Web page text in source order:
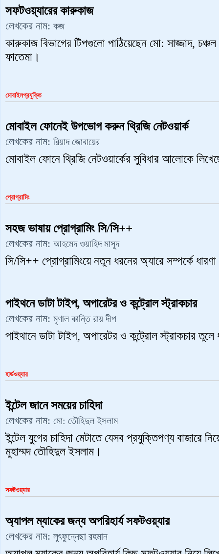
সফটওয়্যারের কারুকাজ
লেখকের নাম: কজ
কারুকাজ বিভাগের টিপগুলো পাঠিয়েছেন মো: সাজ্জাদ, চঞ্চল
ফাতেমা।
মোবাইলপ্রযুক্তি
মোবাইল ফোনেই উপভোগ করুন থ্রিজি নেটওয়ার্ক
লেখকের নাম: রিয়াদ জোবায়ের
মোবাইল ফোনে থ্রিজি নেটওয়ার্কের সুবিধার আলোকে
প্রোগ্রামিং
সহজ ভাষায় প্রোগ্রামিং সি/সি++
লেখকের নাম: আহমেদ ওয়াহিদ মাসুদ
সি/সি++ প্রোগ্রামিংয়ে নতুন ধরনের অ্যারে সম্পর্কে
পাইথনে ডাটা টাইপ, অপারেটর ও কন্ট্রোল স্ট্রাকচার
লেখকের নাম: মৃণাল কান্তি রায় দীপ
পাইথানে ডাটা টাইপ, অপারেটর ও কন্ট্রোল স্ট্রাকচার
হার্ডওয়্যার
ইন্টেল জানে সময়ের চাহিদা
লেখকের নাম: মো: তৌহিদুল ইসলাম
ইন্টেল যুগের চাহিদা মেটাতে যেসব প্রযুক্তিপণ্য বাজারে
মুহাম্মদ তৌহিদুল ইসলাম।
সফটওয়্যার
অ্যাপল ম্যাকের জন্য অপরিহার্য সফটওয়্যার
লেখকের নাম: লুৎফুন্নেছা রহমান